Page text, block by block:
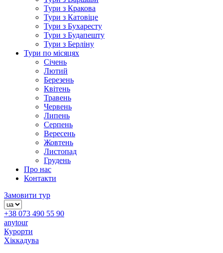
Тури з Кракова
Тури з Катовіце
Тури з Бухаресту
Тури з Будапешту
Тури з Берліну
Тури по місяцях
Січень
Лютий
Березень
Квітень
Травень
Червень
Липень
Серпень
Вересень
Жовтень
Листопад
Грудень
Про нас
Контакти
Замовити тур
+38 073 490 55 90
anytour
Курорти
Хіккадува